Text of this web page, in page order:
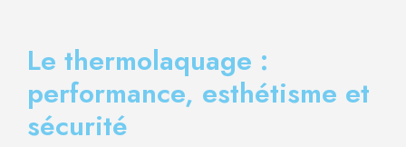
Le thermolaquage :
performance, esthétisme et
sécurité